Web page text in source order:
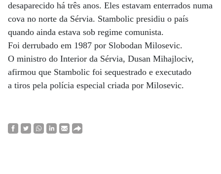
desaparecido há três anos. Eles estavam enterrados numa
cova no norte da Sérvia. Stambolic presidiu o país
quando ainda estava sob regime comunista.
Foi derrubado em 1987 por Slobodan Milosevic.
O ministro do Interior da Sérvia, Dusan Mihajlociv,
afirmou que Stambolic foi sequestrado e executado
a tiros pela polícia especial criada por Milosevic.